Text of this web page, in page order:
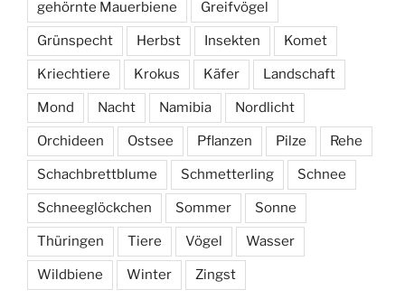
gehörnte Mauerbiene Greifvögel
Grünspecht Herbst Insekten Komet
Kriechtiere Krokus Käfer Landschaft
Mond Nacht Namibia Nordlicht
Orchideen Ostsee Pflanzen Pilze Rehe
Schachbrettblume Schmetterling Schnee
Schneeglöckchen Sommer Sonne
Thüringen Tiere Vögel Wasser
Wildbiene Winter Zingst